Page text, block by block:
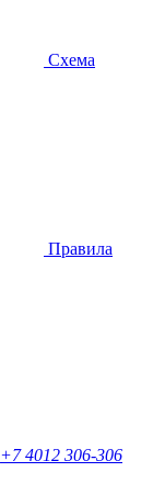
Схема
Правила
+7 4012 306-306